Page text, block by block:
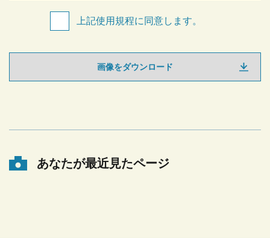
上記使用規程に同意します。
画像をダウンロード
あなたが最近見たページ